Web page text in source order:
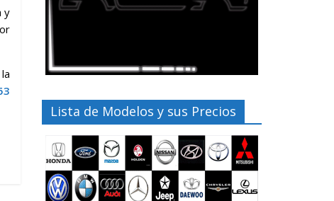
y
Lista de Modelos y sus Precios